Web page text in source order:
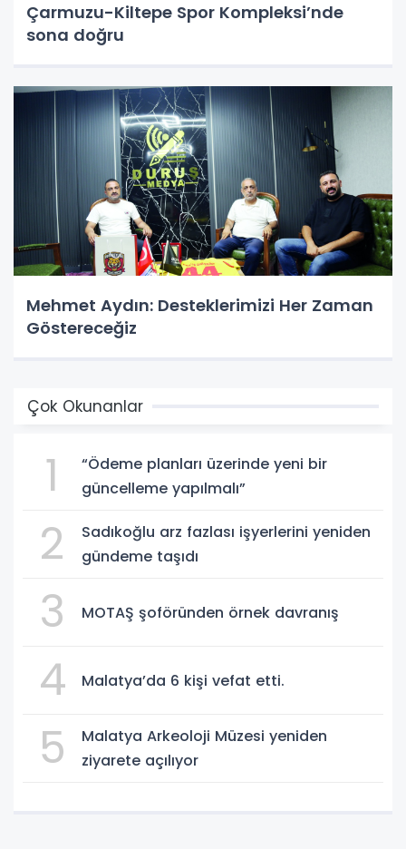
Çarmuzu-Kiltepe Spor Kompleksi’nde
sona doğru
Mehmet Aydın: Desteklerimizi Her Zaman
Göstereceğiz
Çok Okunanlar
1
“Ödeme planları üzerinde yeni bir
güncelleme yapılmalı”
2
Sadıkoğlu arz fazlası işyerlerini yeniden
gündeme taşıdı
3 MOTAŞ şoföründen örnek davranış
4 Malatya’da 6 kişi vefat etti.
5
Malatya Arkeoloji Müzesi yeniden
ziyarete açılıyor